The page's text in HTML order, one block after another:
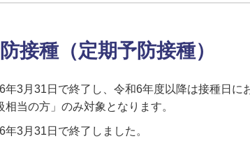
接種（定期予防接種）
3月31日で終了し、令和6年度以降は接種日
当の方」のみ対象となります。
3月31日で終了しました。